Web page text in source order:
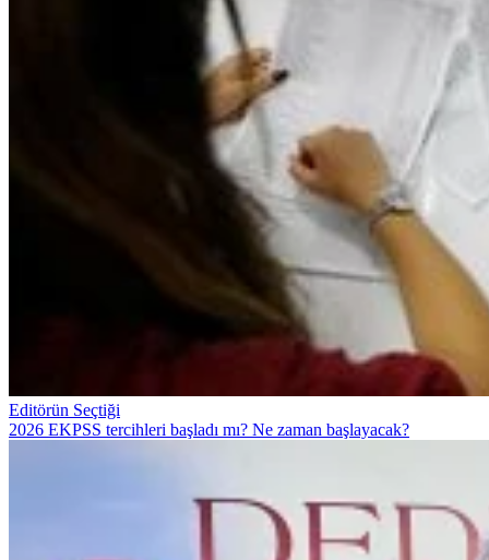
Editörün Seçtiği
2026 EKPSS tercihleri başladı mı? Ne zaman başlayacak?